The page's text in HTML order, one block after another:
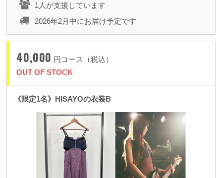
1人が支援しています
2026年2月中にお届け予定です
40,000 円コース（税込）
OUT OF STOCK
《限定1名》HISAYOの衣装B